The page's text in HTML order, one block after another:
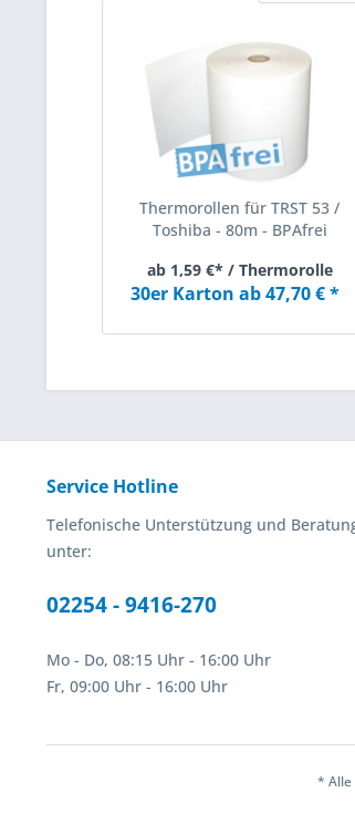
Thermorollen für TRST 53 /
Toshiba - 80m - BPAfrei
ab 1,59 €* / Thermorolle
30er Karton ab 47,70 € *
Service Hotline
Telefonische Unterstützung und
unter:
02254 - 9416-270
Mo - Do, 08:15 Uhr - 16:00 Uhr
Fr, 09:00 Uhr - 16:00 Uhr
* Alle